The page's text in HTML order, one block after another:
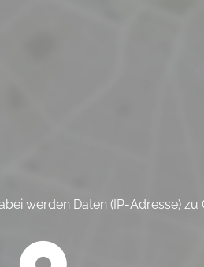
werden Daten (IP-Adresse)